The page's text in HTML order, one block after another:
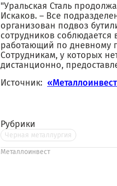
"Уральская Сталь
Искаков. – Все
организован подвоз
сотрудников
работающий по дневному
Сотрудникам, у которых
дистанционно,
Источник:
Рубрики
Черная металлургия
Металлоинвест